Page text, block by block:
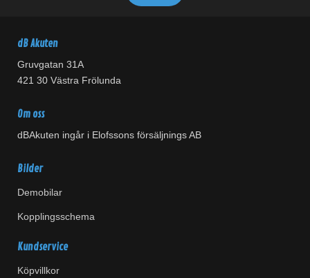
dB Akuten
Gruvgatan 31A
421 30 Västra Frölunda
Om oss
dBAkuten ingår i Elofssons försäljnings AB
Bilder
Demobilar
Kopplingsschema
Kundservice
Köpvillkor